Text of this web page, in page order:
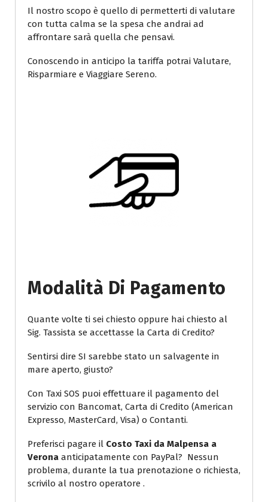
Il nostro scopo è quello di permetterti di valutare
con tutta calma se la spesa che andrai ad
affrontare sarà quella che pensavi.
Conoscendo in anticipo la tariffa potrai Valutare,
Risparmiare e Viaggiare Sereno.
Modalità Di Pagamento
Quante volte ti sei chiesto oppure hai chiesto al
Sig. Tassista se accettasse la Carta di Credito?
Sentirsi dire SI sarebbe stato un salvagente in
mare aperto, giusto?
Con Taxi SOS puoi effettuare il pagamento del
servizio con Bancomat, Carta di Credito (American
Expresso, MasterCard, Visa) o Contanti.
Preferisci pagare il Costo Taxi da Malpensa a
Verona anticipatamente con PayPal? Nessun
problema, durante la tua prenotazione o richiesta,
scrivilo al nostro operatore .